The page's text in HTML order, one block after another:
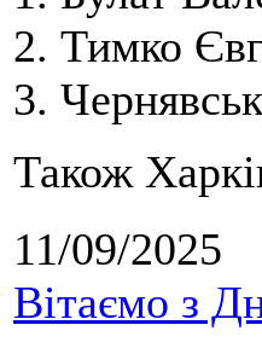
2. Тимко
3.
Також
11/09/2025
Вітаємо з